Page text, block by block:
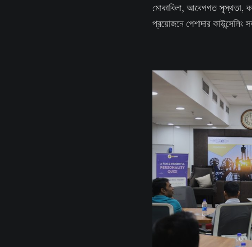
মোকাবিলা, আবেগগত সুস্থতা,
প্রয়োজনে পেশাদার